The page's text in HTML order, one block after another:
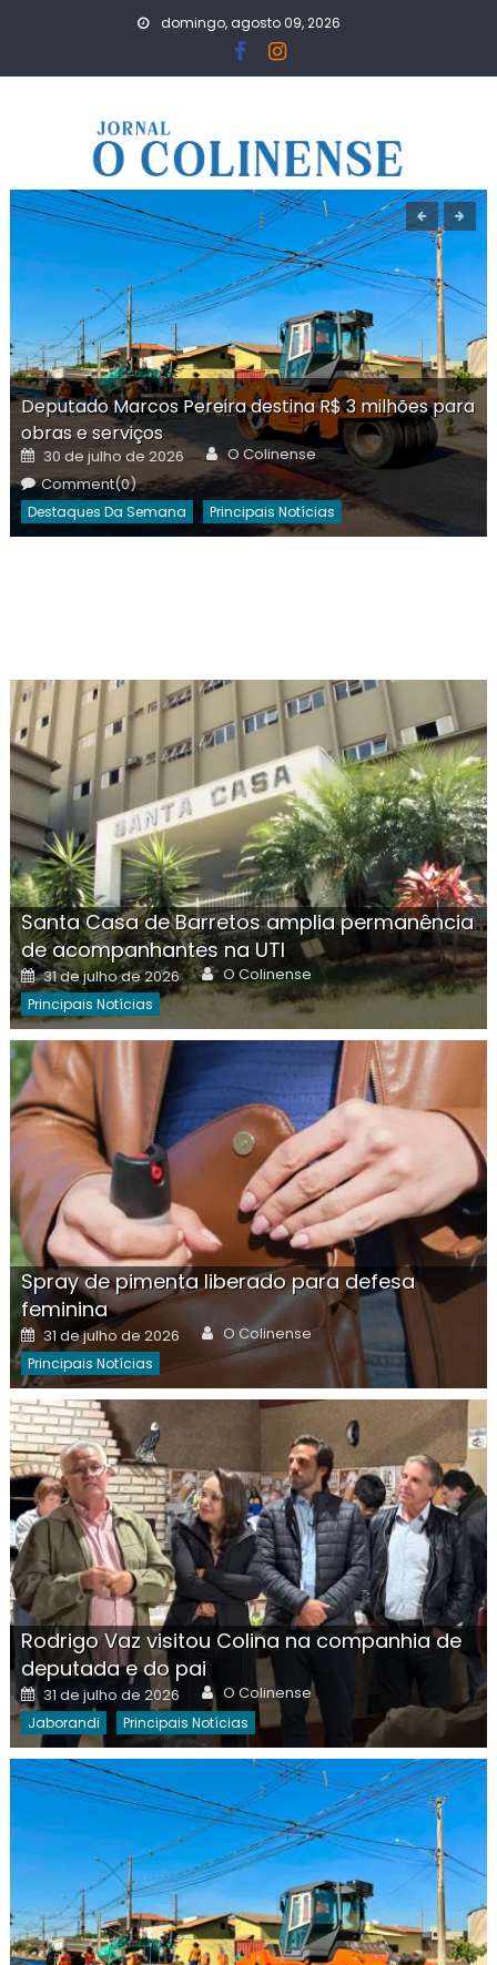
domingo, agosto 09, 2026
Deputado Marcos Pereira destina R$ 3 milhões para
obras e serviços
Posted
on
30 de julho de 2026 Author
O Colinense
Comment(0)
Destaques Da Semana Principais Notícias
Santa Casa de Barretos amplia permanência
de acompanhantes na UTI
Posted
on
31 de julho de 2026 Author
O Colinense
Principais Notícias
Spray de pimenta liberado para defesa
feminina
Posted
on
31 de julho de 2026 Author
O Colinense
Principais Notícias
Rodrigo Vaz visitou Colina na companhia de
deputada e do pai
Posted
on
31 de julho de 2026 Author
O Colinense
Jaborandi Principais Notícias